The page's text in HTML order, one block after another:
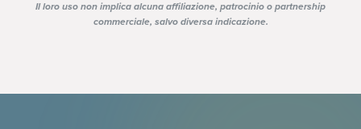
Il loro uso non implica alcuna affiliazione, patrocinio o partnership
commerciale, salvo diversa indicazione.